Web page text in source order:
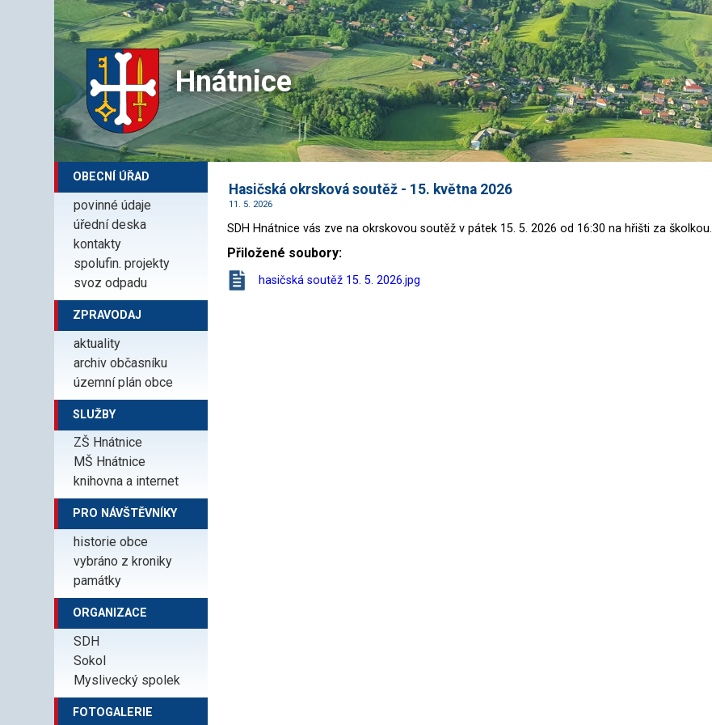
Hnátnice
OBECNÍ ÚŘAD
povinné údaje
úřední deska
kontakty
spolufin. projekty
svoz odpadu
ZPRAVODAJ
aktuality
archiv občasníku
územní plán obce
SLUŽBY
ZŠ Hnátnice
MŠ Hnátnice
knihovna a internet
PRO NÁVŠTĚVNÍKY
historie obce
vybráno z kroniky
památky
ORGANIZACE
SDH
Sokol
Myslivecký spolek
FOTOGALERIE
Hasičská okrsková soutěž - 15. května 2026
11. 5. 2026
SDH Hnátnice vás zve na okrskovou soutěž v pátek 15. 5. 2026 od 16:30 na hřišti za školkou.
Přiložené soubory:
hasičská soutěž 15. 5. 2026.jpg